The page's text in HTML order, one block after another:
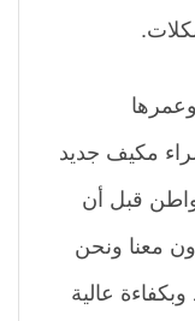
مكيف جديد
قبل أن
معنا ونحن
عالية